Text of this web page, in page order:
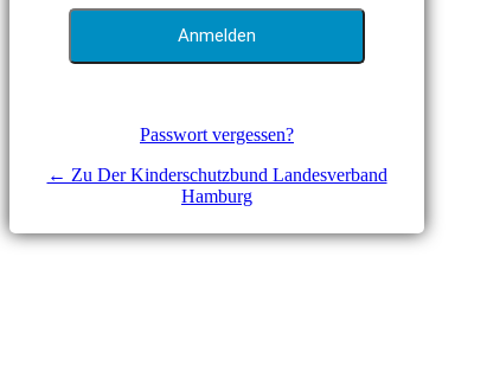
Passwort vergessen?
← Zu Der Kinderschutzbund Landesverband
Hamburg